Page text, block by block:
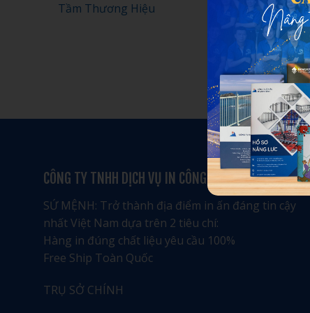
Tầm Thương Hiệu
CÔNG TY TNHH DỊCH VỤ IN CÔNG NGHIỆP ÁNH DƯƠNG
SỨ MỆNH: Trở thành địa điểm in ấn đáng tin cậy
nhất Việt Nam dựa trên 2 tiêu chí:
Hàng in đúng chất liệu yêu cầu 100%
Free Ship Toàn Quốc
TRỤ SỞ CHÍNH